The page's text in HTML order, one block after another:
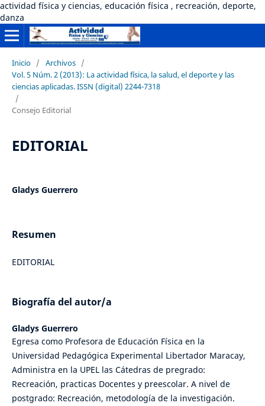
actividad física y ciencias, educación física , recreación, deporte,
danza
Inicio / Archivos /
Vol. 5 Núm. 2 (2013): La actividad física, la salud, el deporte y las
ciencias aplicadas. ISSN (digital) 2244-7318
/
Consejo Editorial
EDITORIAL
Gladys Guerrero
Resumen
EDITORIAL
Biografía del autor/a
Gladys Guerrero
Egresa como Profesora de Educación Física en la
Universidad Pedagógica Experimental Libertador Maracay,
Administra en la UPEL las Cátedras de pregrado:
Recreación, practicas Docentes y preescolar. A nivel de
postgrado: Recreación, metodología de la investigación.